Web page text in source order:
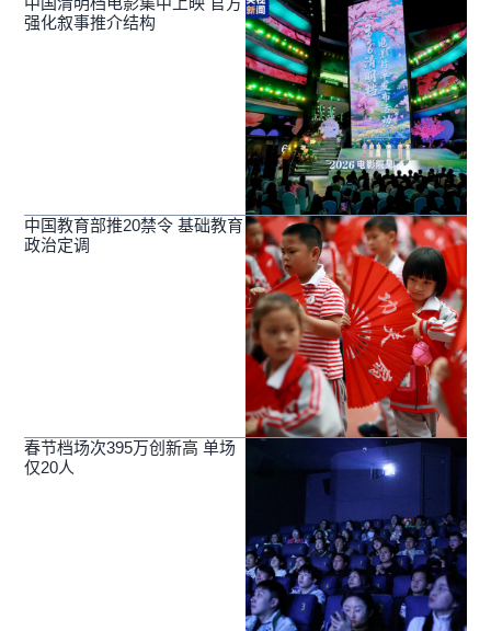
强化叙事推介结构
中国教育部推20禁令 基础教育
政治定调
春节档场次395万创新高 单场
仅20人